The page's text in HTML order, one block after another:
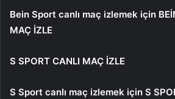
Bein Sport canlı maç izlemek için
MAÇ İZLE
S SPORT CANLI MAÇ İZLE
S Sport canlı maç izlemek için S